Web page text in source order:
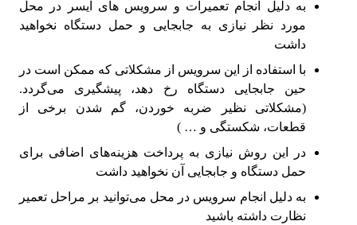
به دلیل انجام تعمیرات و سرویس های ایسر در محل
مورد نظر نیازی به جابجایی و حمل دستگاه نخواهید
داشت
با استفاده از این سرویس از مشکلاتی که ممکن است در
حین جابجایی دستگاه رخ دهد، پیشگیری می‌گردد.
(مشکلاتی نظیر ضربه خوردن، گم شدن برخی از
قطعات، شکستگی و … )
در این روش نیازی به پرداخت هزینه‌های اضافی برای
حمل دستگاه و جابجایی آن نخواهید داشت
به دلیل انجام سرویس در محل می‌توانید بر مراحل تعمیر
نظارت داشته باشید